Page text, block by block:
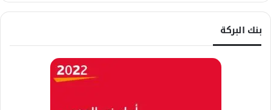
بنك البركة